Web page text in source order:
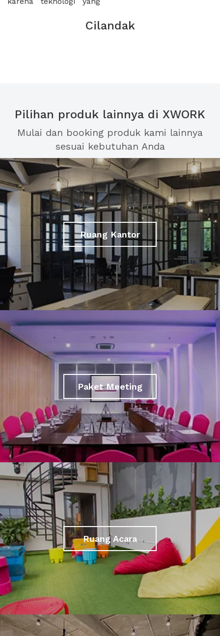
Cilandak
Pilihan produk lainnya di XWORK
Mulai dan booking produk kami lainnya
sesuai kebutuhan Anda
Ruang Kantor
Paket Meeting
Ruang Acara